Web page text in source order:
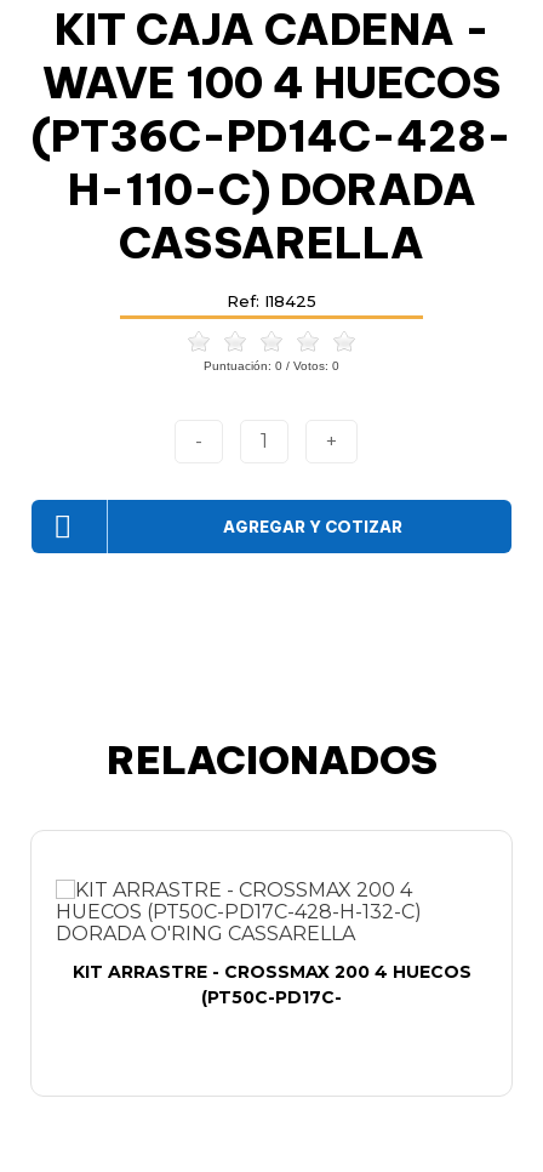
KIT CAJA CADENA -
WAVE 100 4 HUECOS
(PT36C-PD14C-428-
H-110-C) DORADA
CASSARELLA
Ref: I18425
Puntuación: 0 / Votos: 0
- 1 +
AGREGAR Y COTIZAR
RELACIONADOS
KIT ARRASTRE - CROSSMAX 200 4 HUECOS
(PT50C-PD17C-